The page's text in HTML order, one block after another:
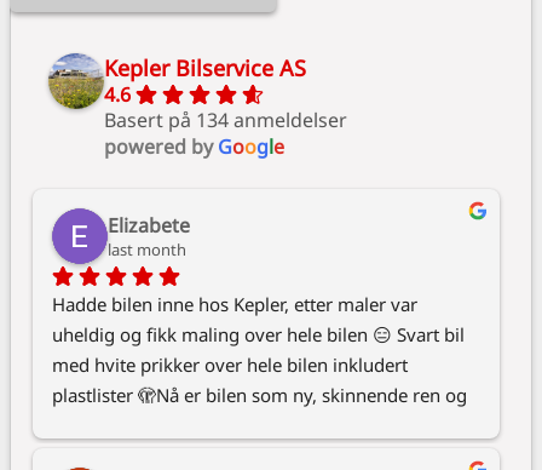
Kepler Bilservice AS
4.6
Basert på 134 anmeldelser
powered byGoogle
Elizabete
last month
Hadde bilen inne hos Kepler, etter maler var
uheldig og fikk maling over hele bilen 😑 Svart bil
med hvite prikker over hele bilen inkludert
plastlister 🫣Nå er bilen som ny, skinnende ren og